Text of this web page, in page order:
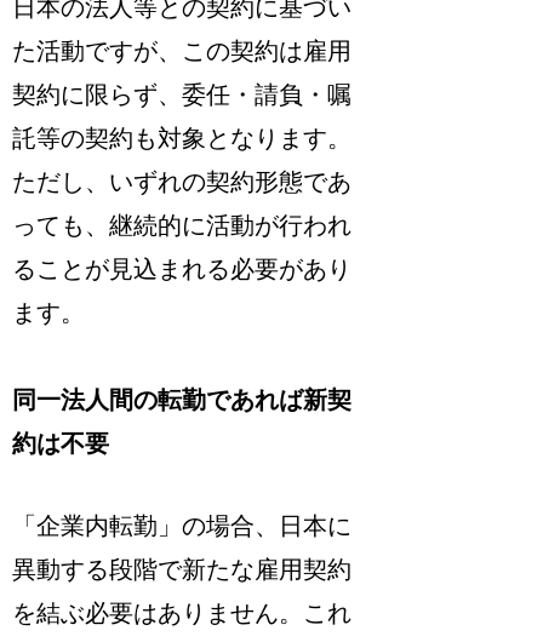
日本の法人等との契約に基づい
た活動ですが、この契約は雇用
契約に限らず、委任・請負・嘱
託等の契約も対象となります。
ただし、いずれの契約形態であ
っても、継続的に活動が行われ
ることが見込まれる必要があり
ます。
同一法人間の転勤であれば新契
約は不要
「企業内転勤」の場合、日本に
異動する段階で新たな雇用契約
を結ぶ必要はありません。これ